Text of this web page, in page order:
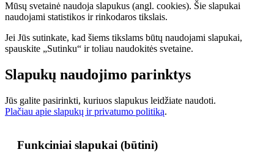
Mūsų svetainė naudoja slapukus (angl. cookies). Šie slapukai
naudojami statistikos ir rinkodaros tikslais.
Jei Jūs sutinkate, kad šiems tikslams būtų naudojami slapukai,
spauskite „Sutinku“ ir toliau naudokitės svetaine.
Slapukų naudojimo parinktys
Jūs galite pasirinkti, kuriuos slapukus leidžiate naudoti.
Plačiau apie slapukų ir privatumo politiką.
Funkciniai slapukai (būtini)